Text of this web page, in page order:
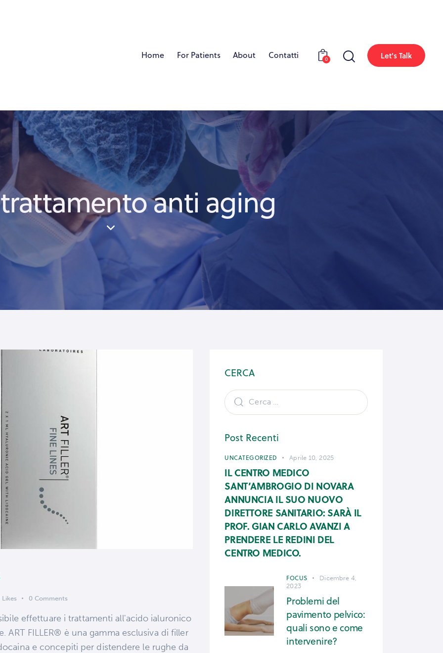
Home For Patients About Contatti 0 Let's Talk
anti aging
Likes 0 Comments
effettuare i trattamenti all'acido ialuronico
ART FILLER® è una gamma esclusiva di filler
e concepiti per distendere le rughe da
CERCA
Post Recenti
UNCATEGORIZED Aprile 10, 2025
IL CENTRO MEDICO
SANT’AMBROGIO DI NOVARA
ANNUNCIA IL SUO NUOVO
DIRETTORE SANITARIO: SARÀ IL
PROF. GIAN CARLO AVANZI A
PRENDERE LE REDINI DEL
CENTRO MEDICO.
FOCUS
Dicembre 4,
2023
Problemi del
pavimento pelvico:
quali sono e come
intervenire?